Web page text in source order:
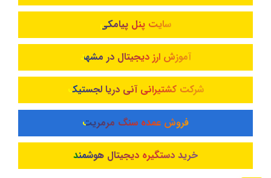
سایت پنل پیامکی
آموزش ارز دیجیتال در مشهد
شرکت کشتیرانی آنی دریا لجستیک
فروش عمده سنگ مرمریت
خرید دستگیره دیجیتال هوشمند